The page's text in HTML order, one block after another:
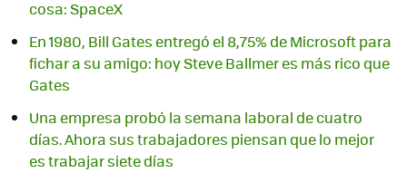
cosa: SpaceX
En 1980, Bill Gates entregó el 8,75% de Microsoft para
fichar a su amigo: hoy Steve Ballmer es más rico que
Gates
Una empresa probó la semana laboral de cuatro
días. Ahora sus trabajadores piensan que lo mejor
es trabajar siete días